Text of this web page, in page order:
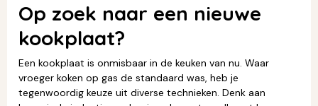
Op zoek naar een nieuwe
kookplaat?
Een kookplaat is onmisbaar in de keuken van nu. Waar
vroeger koken op gas de standaard was, heb je
tegenwoordig keuze uit diverse technieken. Denk aan